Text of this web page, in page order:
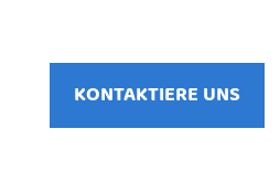
KONTAKTIERE UNS